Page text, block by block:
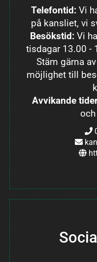
Telefontid: Vi
på kansliet, vi
Besökstid: Vi
tisdagar 13.00 -
Stäm gärna
möjlighet till
Avvikande